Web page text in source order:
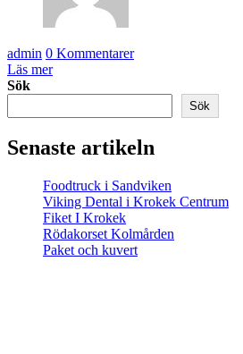
admin 0 Kommentarer
Läs mer
Sök
Sök
Senaste artikeln
Foodtruck i Sandviken
Viking Dental i Krokek Centrum
Fiket I Krokek
Rödakorset Kolmården
Paket och kuvert